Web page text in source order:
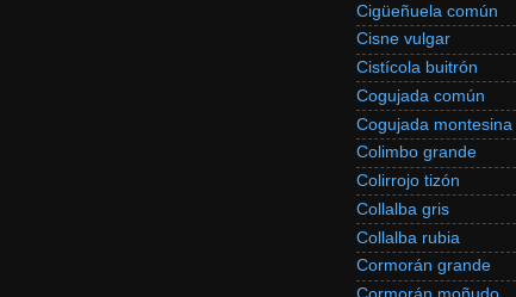
Cigüeñuela común
Cisne vulgar
Cistícola buitrón
Cogujada común
Cogujada montesina
Colimbo grande
Colirrojo tizón
Collalba gris
Collalba rubia
Cormorán grande